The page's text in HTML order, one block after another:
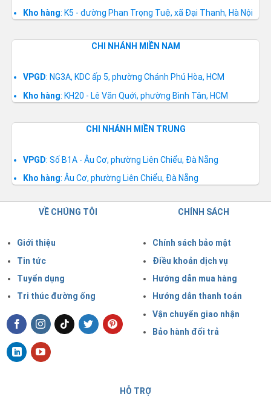
Kho hàng: K5 - đường Phan Trọng Tuệ, xã Đại Thanh, Hà Nội
CHI NHÁNH MIỀN NAM
VPGD: NG3A, KDC ấp 5, phường Chánh Phú Hòa, HCM
Kho hàng: KH20 - Lê Văn Quới, phường Bình Tân, HCM
CHI NHÁNH MIỀN TRUNG
VPGD: Số B1A - Âu Cơ, phường Liên Chiểu, Đà Nẵng
Kho hàng: Âu Cơ, phường Liên Chiểu, Đà Nẵng
VỀ CHÚNG TÔI
Giới thiệu
Tin tức
Tuyển dụng
Tri thúc đường ống
CHÍNH SÁCH
Chính sách bảo mật
Điều khoản dịch vụ
Hướng dẫn mua hàng
Hướng dẫn thanh toán
Vận chuyển giao nhận
Bảo hành đổi trả
HỖ TRỢ